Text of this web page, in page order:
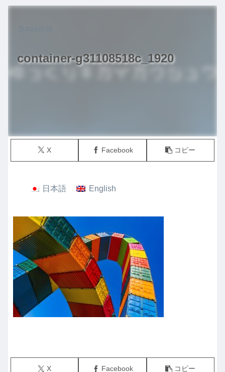
container-g31108518c_1920
X Facebook コピー
日本語 English
X Facebook コピー